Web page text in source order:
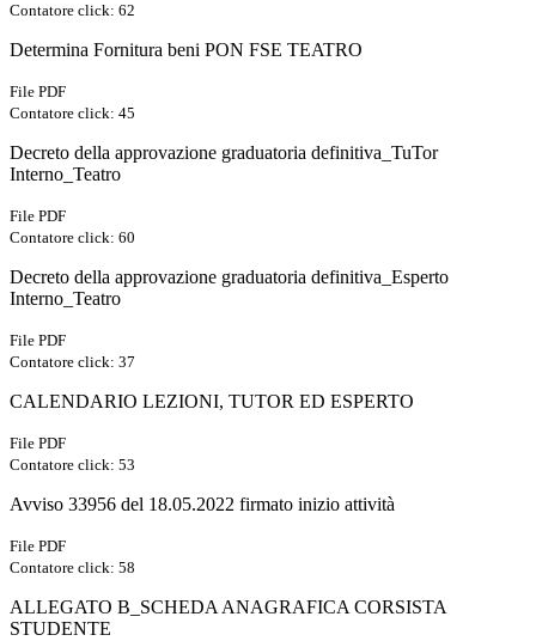
Contatore click: 62
Determina Fornitura beni PON FSE TEATRO
File PDF
Contatore click: 45
Decreto della approvazione graduatoria definitiva_TuTor
Interno_Teatro
File PDF
Contatore click: 60
Decreto della approvazione graduatoria definitiva_Esperto
Interno_Teatro
File PDF
Contatore click: 37
CALENDARIO LEZIONI, TUTOR ED ESPERTO
File PDF
Contatore click: 53
Avviso 33956 del 18.05.2022 firmato inizio attività
File PDF
Contatore click: 58
ALLEGATO B_SCHEDA ANAGRAFICA CORSISTA
STUDENTE